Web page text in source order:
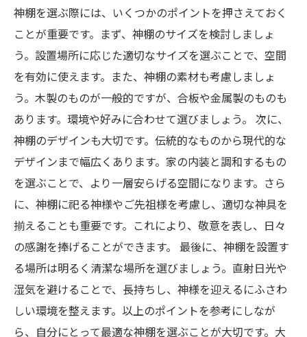
神棚を選ぶ際には、いくつかのポイントを押さえておく
ことが重要です。まず、神棚のサイズを検討しましょ
う。設置場所に応じた適切なサイズを選ぶことで、空間
を有効に使えます。また、神棚の素材も考慮しましょ
う。木製のものが一般的ですが、合板や金属製のものも
あります。環境や好みに合わせて選びましょう。 次に、
神棚のデザインも大切です。伝統的なものから現代的な
デザインまで幅広くあります。家の内装と調和するもの
を選ぶことで、より一層安らげる空間になります。さら
に、神棚に祀る神様やご先祖様を考慮し、適切な神具を
揃えることも重要です。これにより、敬意を表し、日々
の感謝を捧げることができます。 最後に、神棚を設置す
る場所は明るく清潔な場所を選びましょう。直射日光や
湿気を避けることで、長持ちし、神様を迎えるにふさわ
しい環境を整えます。以上のポイントを参考にしなが
ら、自分にとって最適な神棚を選ぶことが大切です。大